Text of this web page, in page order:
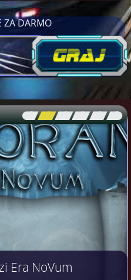
ZA DARMO
[\ \\ \\ \\ \\ \]
Era NoVum